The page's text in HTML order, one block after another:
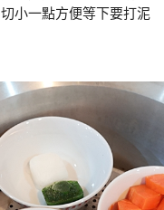
切小一點方便等下要打泥